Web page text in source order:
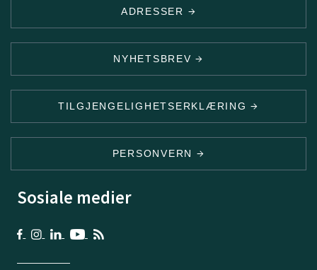
ADRESSER
NYHETSBREV
TILGJENGELIGHETSERKLÆRING
PERSONVERN
Sosiale medier